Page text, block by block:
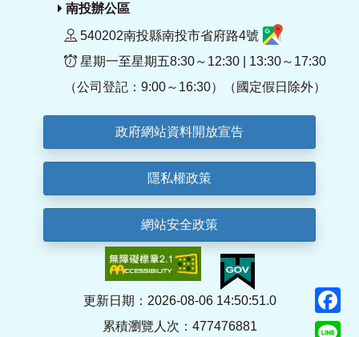
南投辦公區
540202南投縣南投市省府路4號
星期一至星期五8:30～12:30 | 13:30～17:30
（公司登記：9:00～16:30）（國定假日除外）
政府網站資料開放宣告
隱私權政策
網站安全政策
更新日期：2026-08-06 14:50:51.0
累積瀏覽人次：477476881